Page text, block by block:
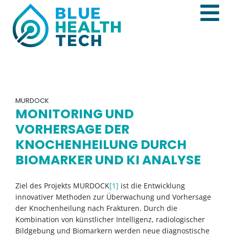
MURDOCK
MONITORING UND
VORHERSAGE DER
KNOCHENHEILUNG DURCH
BIOMARKER UND KI ANALYSE
Ziel des Projekts MURDOCK[1] ist die Entwicklung
innovativer Methoden zur Überwachung und Vorhersage
der Knochenheilung nach Frakturen. Durch die
Kombination von künstlicher Intelligenz, radiologischer
Bildgebung und Biomarkern werden neue diagnostische